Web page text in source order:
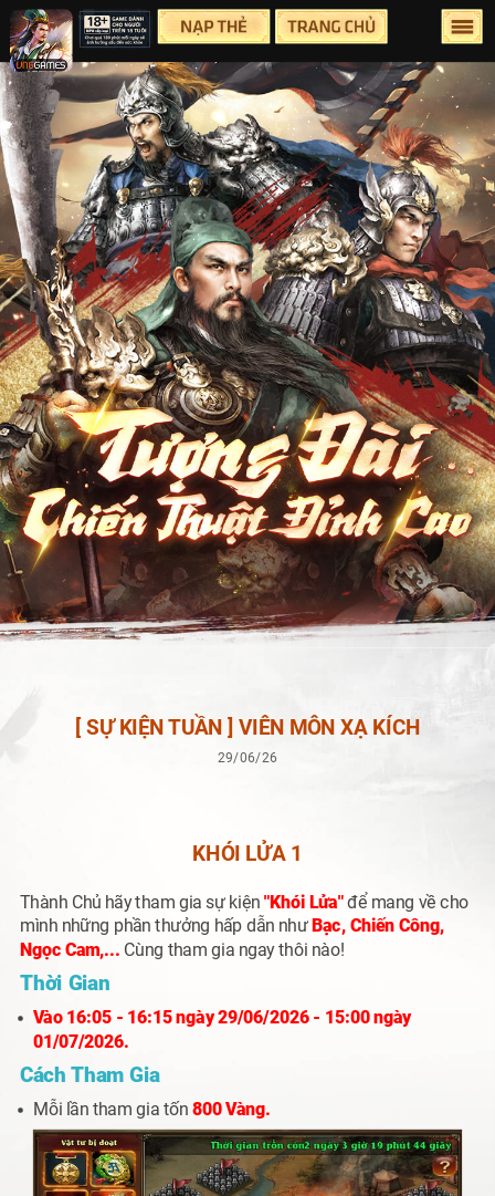
[ SỰ KIỆN TUẦN ] VIÊN MÔN XẠ KÍCH
29/06/26
KHÓI LỬA 1
Thành Chủ hãy tham gia sự kiện "Khói Lửa"để mang về cho
mình những phần thưởng hấp dẫn như Bạc, Chiến Công,
Ngọc Cam,... Cùng tham gia ngay thôi nào!
Thời Gian
Vào 16:05 - 16:15 ngày 29/06/2026 - 15:00 ngày
01/07/2026.
Cách Tham Gia
Mỗi lần tham gia tốn 800 Vàng.
Lên Đầu Trang
Trang chủ
Tin tức
Sự Kiện
Group
Facebook
Youtube
Hỗ Trợ
Điều Khoản